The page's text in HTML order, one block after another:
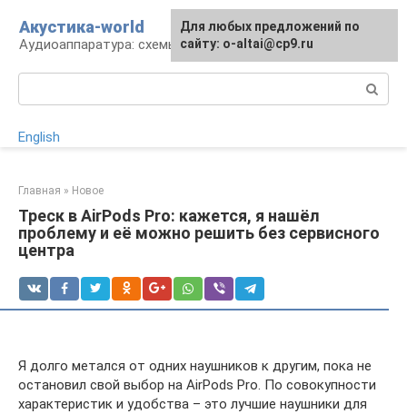
контенту
Акустика-world
Аудиоаппаратура: схемы и работа
English
Главная » Новое
Треск в AirPods Pro: кажется, я нашёл
проблему и её можно решить без сервисного
центра
Я долго метался от одних наушников к другим, пока не
остановил свой выбор на AirPods Pro. По совокупности
характеристик и удобства – это лучшие наушники для
Для любых предложений по
сайту: o-altai@cp9.ru